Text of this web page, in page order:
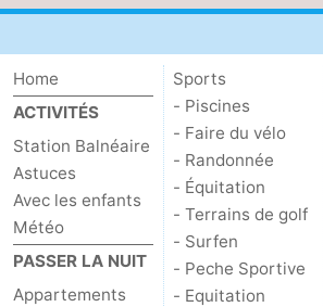
Home
ACTIVITÉS
Station Balnéaire
Astuces
Avec les enfants
Météo
PASSER LA NUIT
Appartements
Sports
- Piscines
- Faire du vélo
- Randonnée
- Équitation
- Terrains de golf
- Surfen
- Peche Sportive
- Equitation